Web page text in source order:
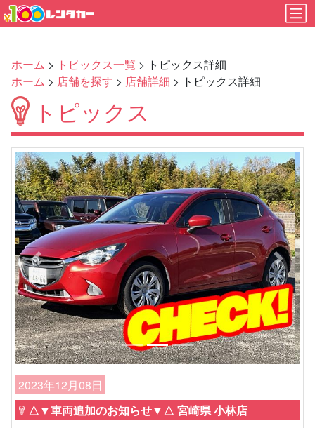
ホーム > トピックス一覧 > トピックス詳細
ホーム > 店舗を探す > 店舗詳細 > トピックス詳細
トピックス
Previous Next
2023年12月08日
△▼車両追加のお知らせ▼△ 宮崎県 小林店